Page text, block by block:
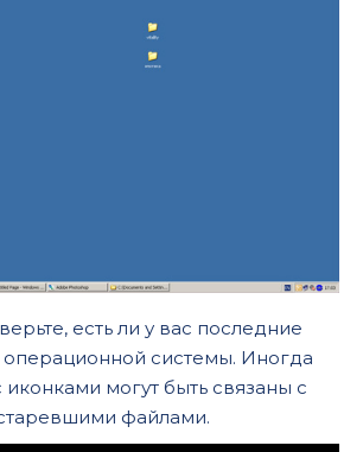
есть ли у вас последние
системы. Иногда
могут быть связаны с
файлами.